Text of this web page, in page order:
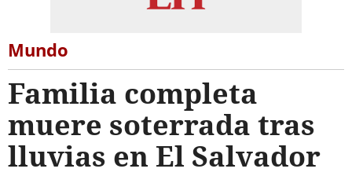
Mundo
Familia completa
muere soterrada tras
lluvias en El Salvador